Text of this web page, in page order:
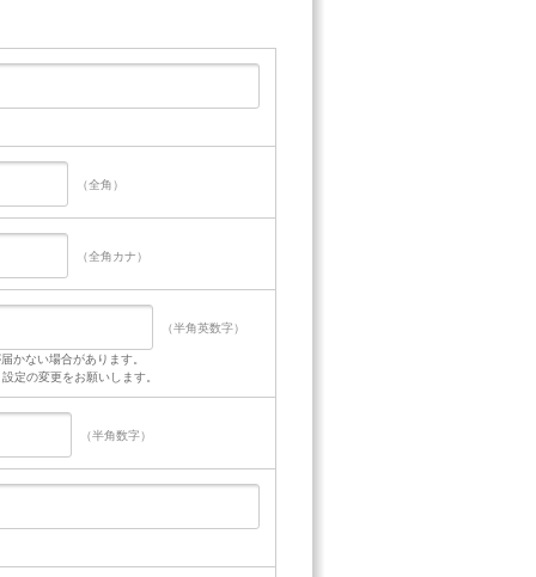
（全角）
（全角カナ）
（半角英数字）
かない場合があります。
定の変更をお願いします。
（半角数字）